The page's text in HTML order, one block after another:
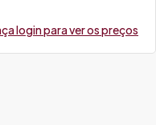
login para ver os preços